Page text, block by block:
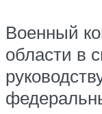
Военный
области в